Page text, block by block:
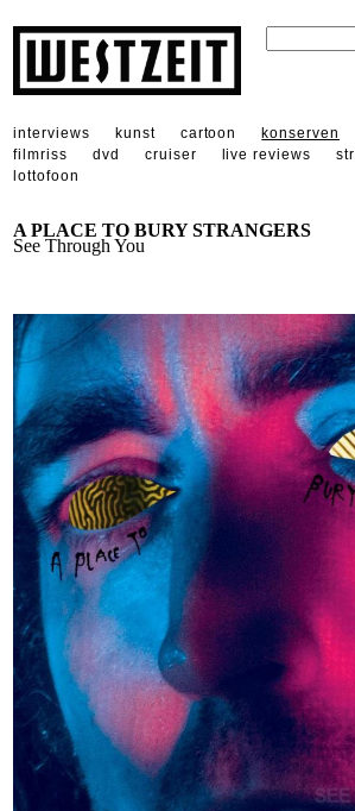
interviews kunst cartoon konserven
filmriss
dvd cruiser live reviews
lottofoon
A PLACE TO BURY STRANGERS
See Through You